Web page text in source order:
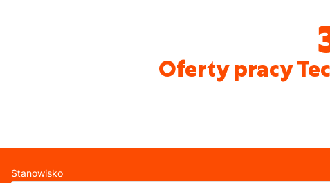
Oferty pracy
Stanowisko